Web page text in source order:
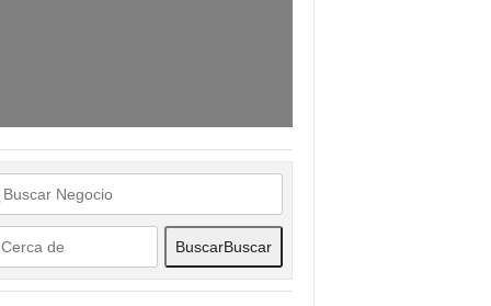
BuscarBuscar